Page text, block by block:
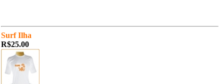
Surf Ilha
R$25.00